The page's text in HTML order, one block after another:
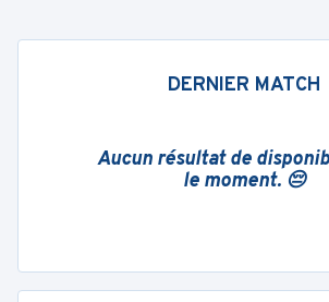
DERNIER MATCH
Aucun résultat de
le moment. 😔